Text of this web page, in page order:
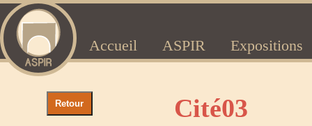
Accueil ASPIR Expositions
Cité03